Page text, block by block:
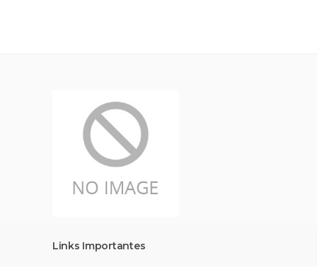
Links Importantes